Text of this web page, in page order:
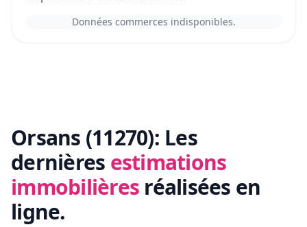
Données commerces indisponibles.
Orsans (11270): Les
dernières estimations
immobilières réalisées en
ligne.